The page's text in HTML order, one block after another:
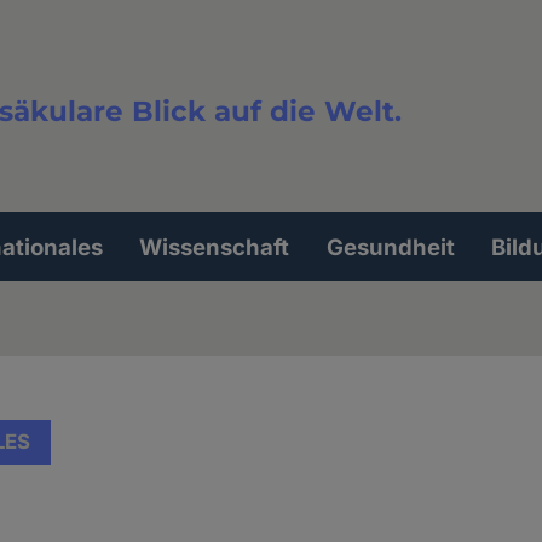
Blick auf die Welt.
Wissenschaft Gesundheit